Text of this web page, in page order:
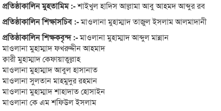
প্রতিষ্ঠাকালিন মুহতামিম :-শাইখুল হাদিস আল্লামা আবু আহমদ আব্দুর রব
প্রতিষ্ঠাকালিন শিক্ষাসচিব :-মাওলানা মুহাম্মাদ তাজুল ইসলাম আলমাদানী
প্রতিষ্ঠাকালিন শিক্ষকবৃন্দ :-মাওলানা মুহাম্মাদ আব্দুল মান্নান
মাওলানা মুহাম্মাদ ফখরুদ্দীন আহমাদ
ক্বারী মুহাম্মাদ কেফায়াতুল্লাহ
মাওলানা মুহাম্মাদ আবুল হাসানাত
মাওলানা সুলতান মাহমুদুর রহমান
মাওলানা মুহাম্মাদ শাহাদাত হোসাইন
মাওলানা কে এম শফিউল ইসলাম